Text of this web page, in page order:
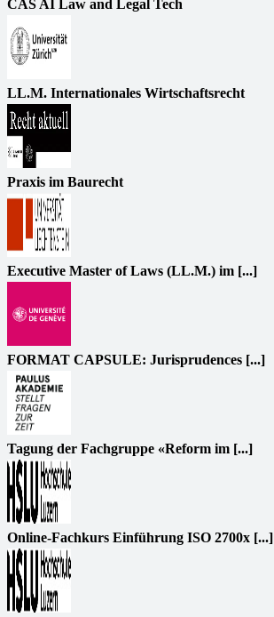
CAS AI Law and Legal Tech
LL.M. Internationales Wirtschaftsrecht
Praxis im Baurecht
Executive Master of Laws (LL.M.) im [...]
FORMAT CAPSULE: Jurisprudences [...]
Tagung der Fachgruppe «Reform im [...]
Online-Fachkurs Einführung ISO 2700x [...]